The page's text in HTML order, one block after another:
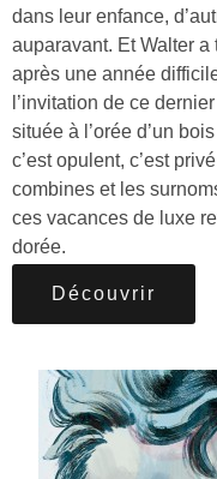
dans leur enfance,
auparavant. Et Walter
après une année
l’invitation de ce
située à l’orée d’un
c’est opulent, c’est
combines et les
ces vacances de luxe
dorée.
Découvrir